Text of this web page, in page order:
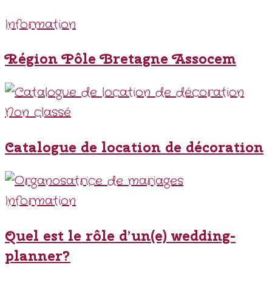
Information
Région Pôle Bretagne Assocem
Non classé
Catalogue de location de décoration
Information
Quel est le rôle d’un(e) wedding-
planner?